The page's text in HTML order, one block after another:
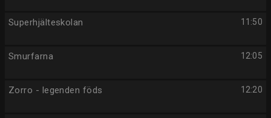
11:50
Superhjälteskolan
12:05
Smurfarna
12:20
Zorro - legenden föds